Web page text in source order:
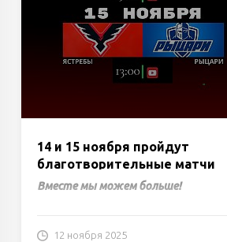
14 и 15 ноября пройдут
благотворительные матчи
Вместе мы можем больше!
12 ноября 2025